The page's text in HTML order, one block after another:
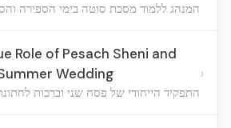
המנהג ללמוד מסכת סוטה בימי הספירה
Role of Pesach Sheni and
Wedding
התפקיד הייחודי של פסח שני וברכות
›